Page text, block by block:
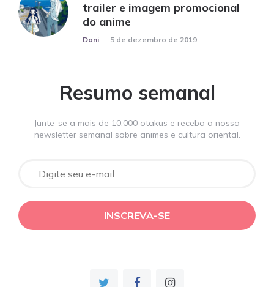
trailer e imagem promocional
do anime
Posted
Dani 5 de dezembro de 2019
Resumo semanal
Junte-se a mais de 10.000 otakus e receba a nossa
newsletter semanal sobre animes e cultura oriental.